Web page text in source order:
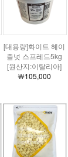
[대용량]화이트 헤이
즐넛 스프레드5kg
[원산지:이탈리아]
￦105,000